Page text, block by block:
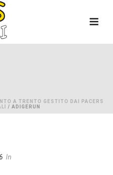
A TRENTO GESTITO DAI PACERS
/ ADIGERUN
In